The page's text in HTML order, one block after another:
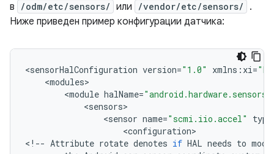
в
/odm/etc/sensors/ или /vendor/etc/sensors/
.
Ниже приведен пример конфигурации датчика:
<sensorHalConfiguration version="1.0" xmlns : xi=
<modules
<module halName=
<sensors
<sensor name="scmi.iio.accel" type
<configuration>
< !-- Attribute rotate denotes if HAL needs to